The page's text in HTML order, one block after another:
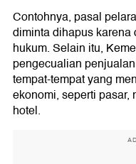
Contohnya, pasal
diminta dihapus
hukum. Selain itu,
pengecualian
tempat-tempat yang
ekonomi, seperti pasar,
hotel.